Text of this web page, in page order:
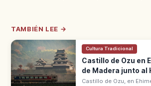
TAMBIÉN LEE →
Cultura Tradicional
Castillo de Ozu en
de Madera junto al
Castillo de Ozu, en